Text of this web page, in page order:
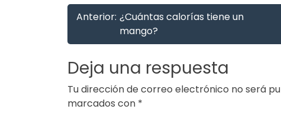
Navegación
de
entradas
Anterior: ¿Cuántas calorías tiene un
mango?
Deja una respuesta
Tu dirección de correo electrónico no será
marcados con *